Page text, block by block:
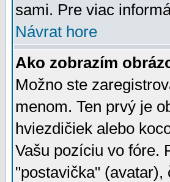
sami. Pre viac
Návrat hore
Ako zobrazím
Možno ste
menom. Ten prvý je
hviezdičiek alebo
Vašu pozíciu vo fóre.
"postavička"